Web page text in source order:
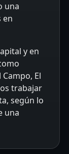
una
en
y en
El
trabajar
según lo
una